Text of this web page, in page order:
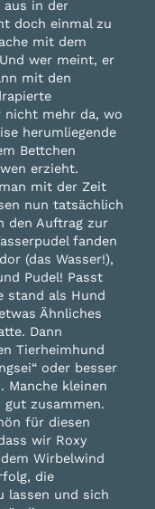
aus in der
doch einmal zu
mit dem
wer meint, er
mit den
nicht mehr da, wo
herumliegende
Bettchen
erzieht.
mit der Zeit
nun tatsächlich
den Auftrag zur
fanden
(das Wasser!),
Pudel! Passt
stand als Hund
Ähnliches
Dann
Tierheimhund
oder besser
Manche kleinen
zusammen.
für diesen
wir Roxy
Wirbelwind
die
lassen und sich